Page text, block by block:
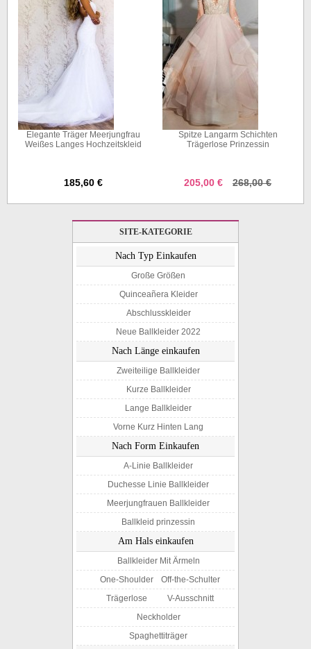
Elegante Träger Meerjungfrau
Weißes Langes Hochzeitskleid
185,60 €
Spitze Langarm Schichten
Trägerlose Prinzessin
205,00 € 268,00 €
SITE-KATEGORIE
Nach Typ Einkaufen
Große Größen
Quinceañera Kleider
Abschlusskleider
Neue Ballkleider 2022
Nach Länge einkaufen
Zweiteilige Ballkleider
Kurze Ballkleider
Lange Ballkleider
Vorne Kurz Hinten Lang
Nach Form Einkaufen
A-Linie Ballkleider
Duchesse Linie Ballkleider
Meerjungfrauen Ballkleider
Ballkleid prinzessin
Am Hals einkaufen
Ballkleider Mit Ärmeln
One-Shoulder
Off-the-Schulter
Trägerlose
V-Ausschnitt
Neckholder
Spaghettiträger